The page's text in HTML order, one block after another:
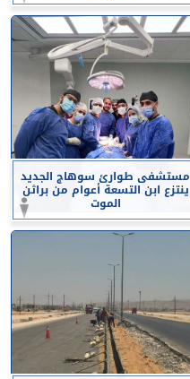
مستشفى طوارئ سوهاج الجديد
ينتزع ابن التسعة أعوام من براثن
الموت